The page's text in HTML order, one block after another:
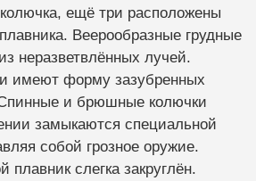
ещё три расположены
Веерообразные грудные
неразветвлённых лучей.
имеют форму зазубренных
и брюшные колючки
замыкаются специальной
собой грозное оружие.
плавник слегка закруглён.